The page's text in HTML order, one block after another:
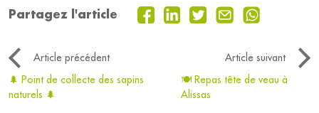
Partagez l'article
Article précédent
Article suivant
🌲 Point de collecte des sapins
naturels 🌲
🍽️ Repas tête de veau à
Alissas